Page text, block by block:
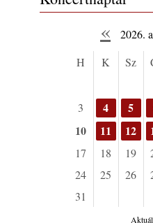
Jazz-rock albumok
2026. augusztus 07.
Jazz-rock albumok
X. BOHÉM
Kecskemét, 2026.
színpad, 10 ország
tánc!
2026. augusztus 05.
Magyar Jazz ABC –
« 2026.
H K Sz
3
4 5
10
11 12
17
18 19
24
25 26
31